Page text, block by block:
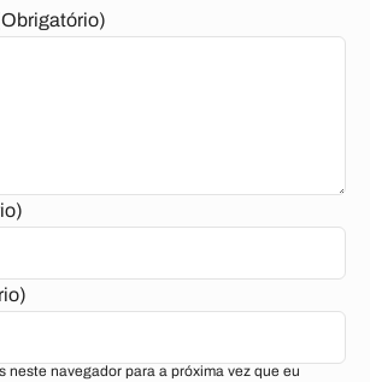
neste navegador para a próxima vez que eu